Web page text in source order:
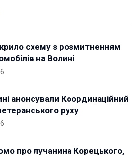
схему з розмитненням
на Волині
анонсували Координаційний
руху
про лучанина Корецького,